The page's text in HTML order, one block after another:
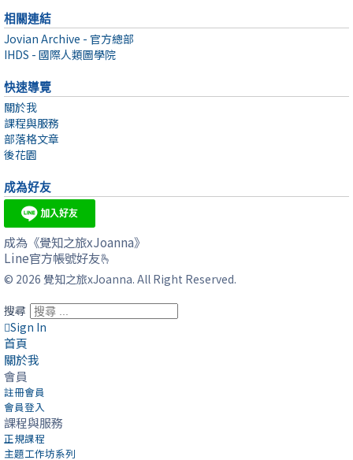
相關連結
Jovian Archive - 官方總部
IHDS - 國際人類圖學院
快速導覽
關於我
課程與服務
部落格文章
後花園
成為好友
成為《覺知之旅xJoanna》
Line官方帳號好友🫰
© 2026 覺知之旅xJoanna. All Right Reserved.
搜尋
Sign In
首頁
關於我
會員
註冊會員
會員登入
課程與服務
正規課程
主題工作坊系列